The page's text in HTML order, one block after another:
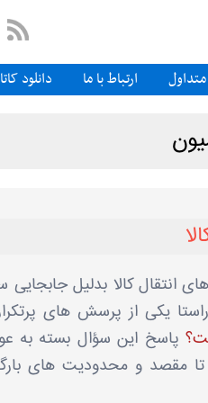
ارتباط با ما دانلود
انتقال کالا بدلیل جابجایی
یکی از پرسش ‌های
پاسخ این سؤال بسته به
تا مقصد و محدودیت‌ های